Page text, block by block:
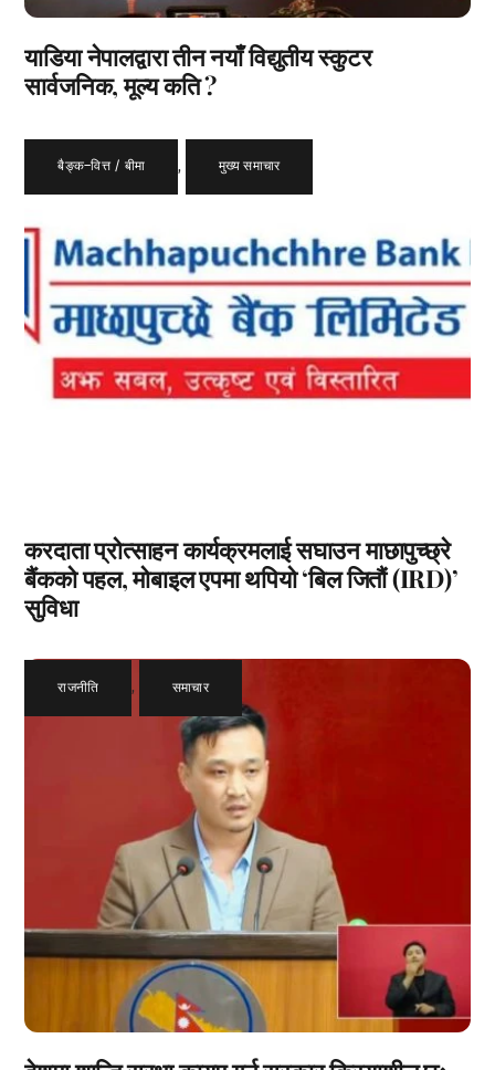
याडिया नेपालद्वारा तीन नयाँ विद्युतीय स्कुटर
सार्वजनिक, मूल्य कति ?
बैङ्क–वित्त / बीमा , मुख्य समाचार
करदाता प्रोत्साहन कार्यक्रमलाई सघाउन माछापुच्छ्रे
बैंकको पहल, मोबाइल एपमा थपियो ‘बिल जितौं (IRD)’
सुविधा
राजनीति , समाचार